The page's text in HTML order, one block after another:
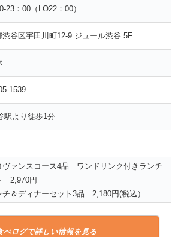
23：00（LO22：00）
渋谷区宇田川町12-9 ジュール渋谷 5F
1539
駅より徒歩1分
ヴァンスコース4品 ワンドリンク付きランチ
2,970円
チ＆ディナーセット3品 2,180円(税込）
べログで詳しい情報を見る